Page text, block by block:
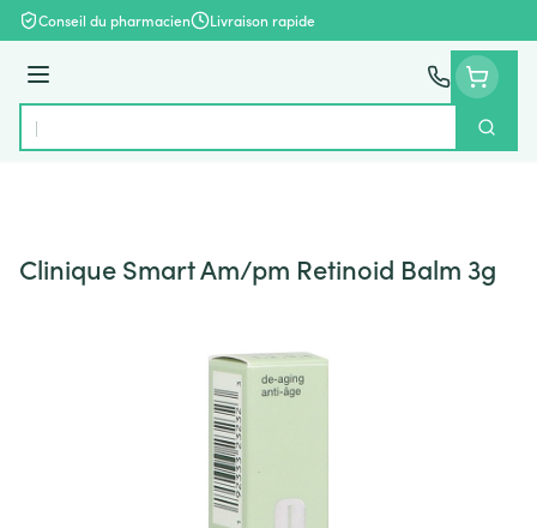
Aller au contenu
Conseil du pharmacien Livraison rapide
Menu
Rechercher
Clinique Smart Am/pm Retinoid Balm 3g